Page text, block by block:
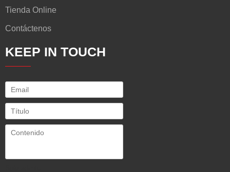
Tienda Online
Contáctenos
KEEP IN TOUCH